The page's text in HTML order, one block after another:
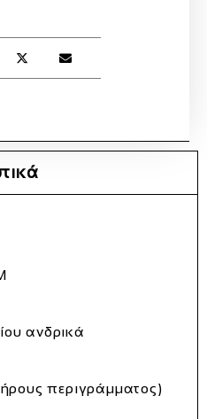
ανδρικά
περιγράμματος)